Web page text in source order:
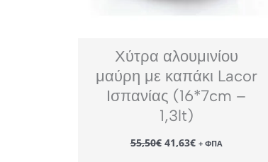
Χύτρα αλουμινίου
μαύρη με καπάκι Lacor
Ισπανίας (16*7cm –
1,3lt)
55,50€ Original
price
41,63€Η
τρέχουσα
+ ΦΠΑ